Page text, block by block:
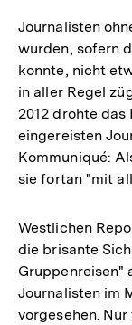
Journalisten
wurden, sofern
konnte, nicht
in aller Regel
2012 drohte
eingereisten
Kommuniqué:
sie fortan "mit
Westlichen
die brisante
Gruppenreisen"
Journalisten im
vorgesehen.